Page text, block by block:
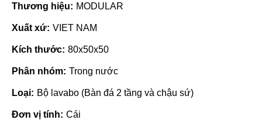
Thương hiệu: MODULAR
Xuất xứ: VIET NAM
Kích thước: 80x50x50
Phân nhóm: Trong nước
Loại: Bộ lavabo (Bàn đá 2 tầng và chậu sứ)
Đơn vị tính: Cái